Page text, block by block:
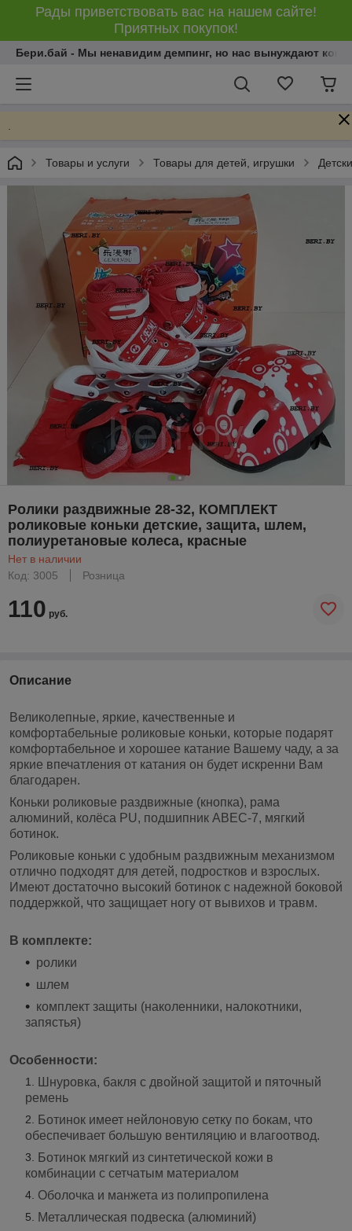
Рады приветствовать вас на нашем сайте!
Приятных покупок!
Бери.бай - Мы ненавидим демпинг, но нас вынуждают
Товары и услуги Товары для детей, игрушки
Ролики раздвижные 28-32, КОМПЛЕКТ
роликовые коньки детские, защита, шлем,
полиуретановые колеса, красные
Нет в наличии
Код: 3005
Розница
110 руб.
Описание
Великолепные, яркие, качественные и
комфортабельные роликовые коньки, которые подарят
комфортабельное и хорошее катание Вашему чаду, а за
яркие впечатления от катания он будет искренни Вам
благодарен.
Коньки роликовые раздвижные (кнопка), рама
алюминий, колёса PU, подшипник ABEC-7, мягкий
ботинок.
Роликовые коньки с удобным раздвижным механизмом
отлично подходят для детей, подростков и взрослых.
Имеют достаточно высокий ботинок с надежной боковой
поддержкой, что защищает ногу от вывихов и травм.
В комплекте:
ролики
шлем
комплект защиты (наколенники, налокотники,
запястья)
Особенности:
Шнуровка, бакля с двойной защитой и пяточный
ремень
Ботинок имеет нейлоновую сетку по бокам, что
обеспечивает большую вентиляцию и влагоотвод.
Ботинок мягкий из синтетической кожи в
комбинации с сетчатым материалом
Оболочка и манжета из полипропилена
Металлическая подвеска (алюминий)